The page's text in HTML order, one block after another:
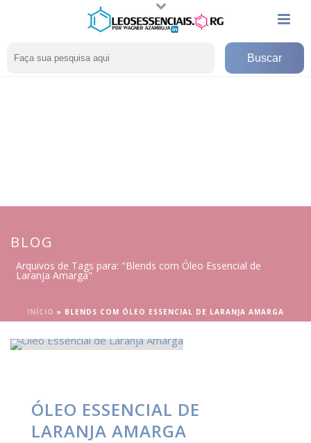
BLOG
Arquivos de Tags para: "Blends com Óleo Essencial de
Laranja Amarga"
INÍCIO » BLENDS COM ÓLEO ESSENCIAL DE LARANJA AMARGA
ÓLEO ESSENCIAL DE
LARANJA AMARGA